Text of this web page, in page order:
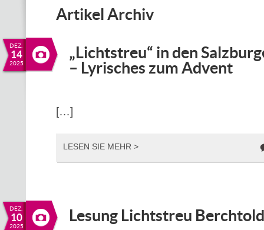
Artikel Archiv
DEZ.
14
2025
„Lichtstreu“ in den
– Lyrisches zum Advent
[…]
LESEN SIE MEHR >
DEZ.
10
2025
Lesung Lichtstreu